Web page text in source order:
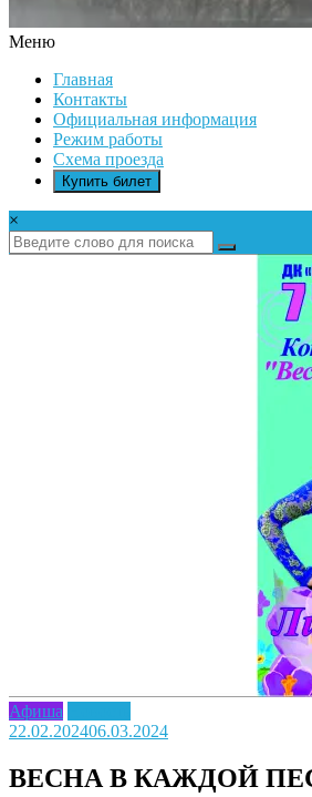
ИКАР
Меню
Главная
Контакты
Официальная информация
Режим работы
Схема проезда
Купить билет
×
Афиша
22.02.202406.03.2024
ВЕСНА В КАЖДОЙ